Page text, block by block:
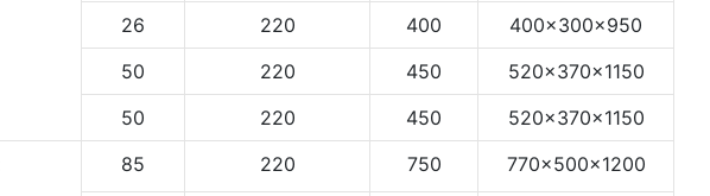
26 220 400
400×300×950
50 220 450
520×370×1150
50 220 450
520×370×1150
85 220 750 770×500×1200